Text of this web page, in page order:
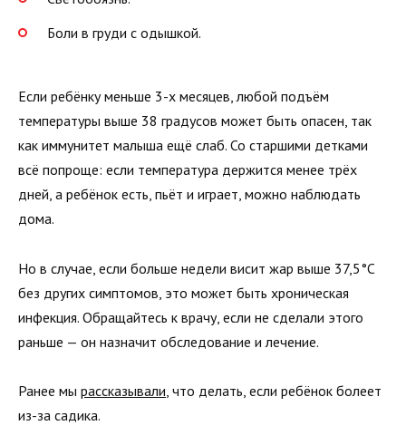
Боли в груди с одышкой.
Если ребёнку меньше 3-х месяцев, любой подъём
температуры выше 38 градусов может быть опасен, так
как иммунитет малыша ещё слаб. Со старшими детками
всё попроще: если температура держится менее трёх
дней, а ребёнок есть, пьёт и играет, можно наблюдать
дома.
Но в случае, если больше недели висит жар выше 37,5°C
без других симптомов, это может быть хроническая
инфекция. Обращайтесь к врачу, если не сделали этого
раньше — он назначит обследование и лечение.
Ранее мы рассказывали , что делать, если ребёнок болеет
из-за садика.